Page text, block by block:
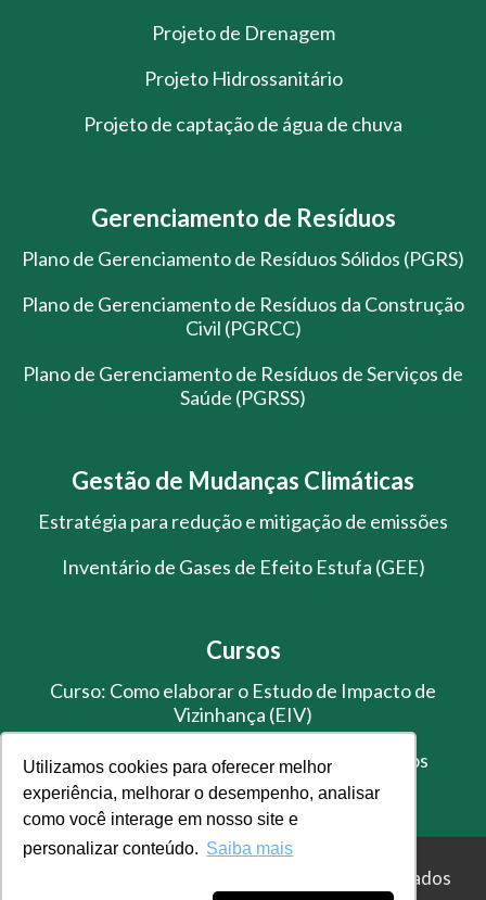
Utilizamos cookies para oferecer melhor
experiência, melhorar o desempenho, analisar
como você interage em nosso site e
personalizar conteúdo. Saiba mais
Projeto de Drenagem
Projeto Hidrossanitário
Projeto de captação de água de chuva
Gerenciamento de Resíduos
Plano de Gerenciamento de Resíduos Sólidos (PGRS)
Plano de Gerenciamento de Resíduos da Construção
Civil (PGRCC)
Plano de Gerenciamento de Resíduos de Serviços de
Saúde (PGRSS)
Gestão de Mudanças Climáticas
Estratégia para redução e mitigação de emissões
Inventário de Gases de Efeito Estufa (GEE)
Cursos
Curso: Como elaborar o Estudo de Impacto de
Vizinhança (EIV)
Treinamento de Gestão de Resíduos Sólidos
© Master Ambiental - Todos os direitos reservados